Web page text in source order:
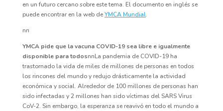
en un futuro cercano sobre este tema. El documento en inglés se
puede encontrar en la web deYMCA Mundial.
nn
YMCA pide que la vacuna COVID-19 sea libre e igualmente
disponible para todosnnLa pandemia de COVID-19 ha
trastornado la vida de miles de millones de personas en todos
los rincones del mundo y redujo drásticamente la actividad
económica y social. Alrededor de 100 millones de personas han
sido infectadas y 2 millones han sido víctimas del SARS Virus
CoV-2. Sin embargo, la esperanza se reavivó en todo el mundo a